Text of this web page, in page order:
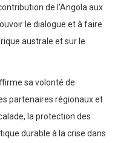
de l’Angola aux
le dialogue et à faire
australe et sur le
sa volonté de
partenaires régionaux et
la protection des
durable à la crise dans